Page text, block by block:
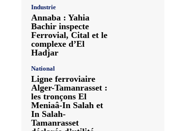
Industrie
Annaba : Yahia
Bachir inspecte
Ferrovial, Cital et le
complexe d’El
Hadjar
National
Ligne ferroviaire
Alger-Tamanrasset :
les tronçons El
Meniaâ-In Salah et
In Salah-
Tamanrasset